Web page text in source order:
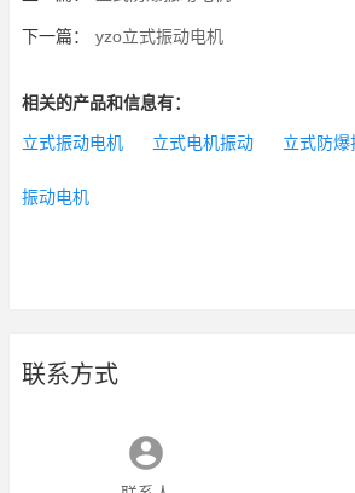
下一篇： yzo立式振动电机
相关的产品和信息有：
立式振动电机 立式电机振动 立式防
振动电机
联系方式